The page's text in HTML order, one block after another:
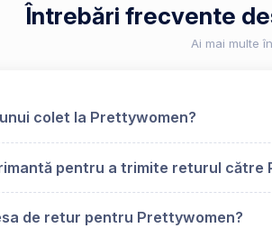
Întrebări frecvente
Ai mai multe
colet la Prettywomen?
pentru a trimite returul către
de retur pentru Prettywomen?